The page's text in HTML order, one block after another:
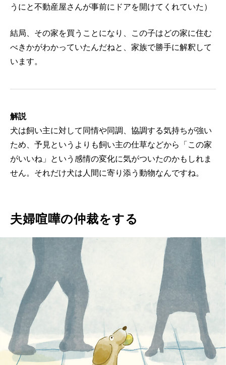
うにと不動産屋さんが事前にドアを開けてくれていた）
結局、その家を買うことになり、この子はどの家に住む
べきかがわかっていたんだねと、家族で勝手に解釈して
います。
解説
犬は飼い主に対して同情や同調、協調する気持ちが強い
ため、予見というよりも飼い主の仕草などから「この家
がいいね」という感情の変化に気がついたのかもしれま
せん。それだけ犬は人間に寄り添う動物なんですね。
夫婦喧嘩の仲裁をする